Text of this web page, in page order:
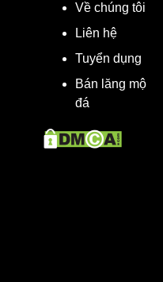
Về chúng tôi
Liên hệ
Tuyển dụng
Bán lăng mộ
đá